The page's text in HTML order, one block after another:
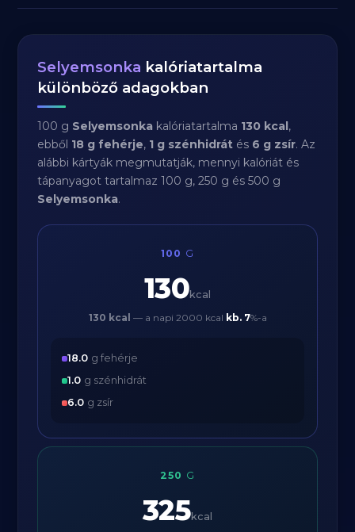
Selyemsonka kalóriatartalma
különböző adagokban
100 g Selyemsonka kalóriatartalma 130 kcal,
ebből 18 g fehérje, 1 g szénhidrát és 6 g zsír. Az
alábbi kártyák megmutatják, mennyi kalóriát és
tápanyagot tartalmaz 100 g, 250 g és 500 g
Selyemsonka.
100 G
130kcal
130 kcal — a napi 2000 kcal kb. 7%-a
18.0 g fehérje
1.0 g szénhidrát
6.0 g zsír
250 G
325kcal